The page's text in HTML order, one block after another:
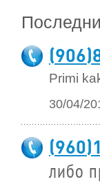
Primi
30/04/
либо